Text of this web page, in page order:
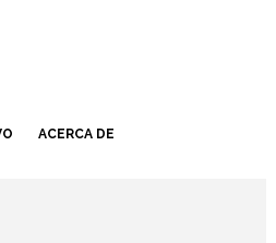
ACERCA DE